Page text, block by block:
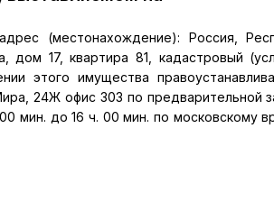
(местонахождение): Россия,
дом 17, квартира 81, кадастровый
этого имущества
24Ж офис 303 по предварительной
мин. до 16 ч. 00 мин. по московскому